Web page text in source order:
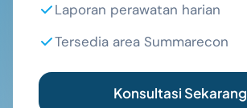
Laporan perawatan harian
Tersedia area Summarecon
Konsultasi Sekarang